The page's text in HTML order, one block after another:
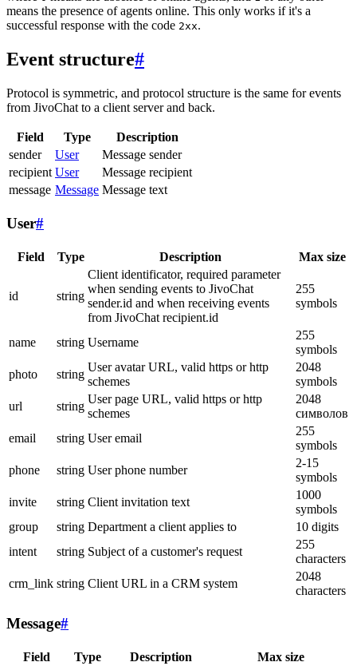
means the presence of agents online. This only works if it's a
successful response with the code 2xx.
Event structure#
Protocol is symmetric, and protocol structure is the same for events
from JivoChat to a client server and back.
Field Type
Description
sender
User
Message sender
recipient User
Message recipient
message Message Message text
User#
Field Type Description Max size
id string
Client identificator, required parameter
when sending events to JivoChat
sender.id and when receiving events
from JivoChat recipient.id
255
symbols
name string Username
255
symbols
photo
string
User avatar URL, valid https or http
schemes
2048
symbols
url
string
User page URL, valid https or http
schemes
2048
символов
email
string User email
255
symbols
phone
string User phone number
2-15
symbols
invite
string Client invitation text
1000
symbols
group
string Department a client applies to
10 digits
intent
string Subject of a customer's request
255
characters
crm_link string Client URL in a CRM system
2048
characters
Message#
Field Type Description Max size